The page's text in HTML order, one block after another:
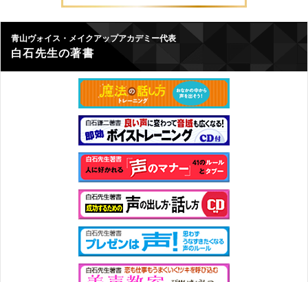
青山ヴォイス・メイクアップアカデミー代表
白石先生の著書